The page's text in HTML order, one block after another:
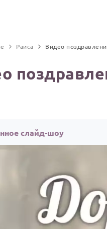
Раиса Видео
слайд-шоу